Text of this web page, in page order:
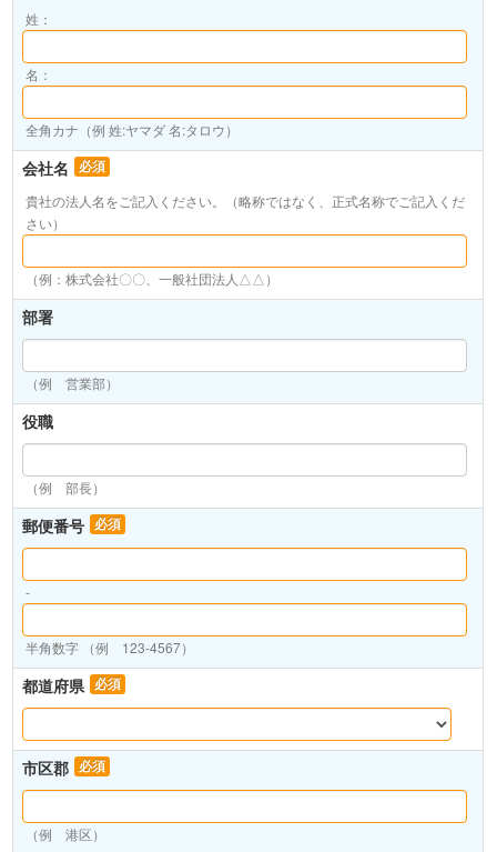
姓：
名：
全角カナ（例 姓:ヤマダ 名:タロウ）
会社名
必須
貴社の法人名をご記入ください。（略称ではなく、正式名称でご記入くだ
さい）
（例：株式会社〇〇、一般社団法人△△）
部署
（例 営業部）
役職
（例 部長）
郵便番号 必須
-
半角数字 （例 123-4567）
都道府県 必須
市区郡 必須
（例 港区）